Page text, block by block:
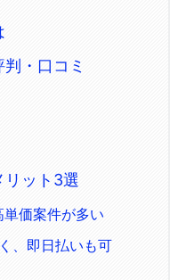
・口コミ
リット3選
単価案件が多い
、即日払いも可